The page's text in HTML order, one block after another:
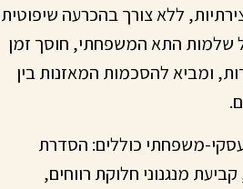
ללא צורך בהכרעה שיפוטית
שלמות התא המשפחתי, חוסך זמן
ומביא להסכמות המאזנות בין
עסקי-משפחתי כוללים: הסדרת
מנגנוני חלוקת רווחים,